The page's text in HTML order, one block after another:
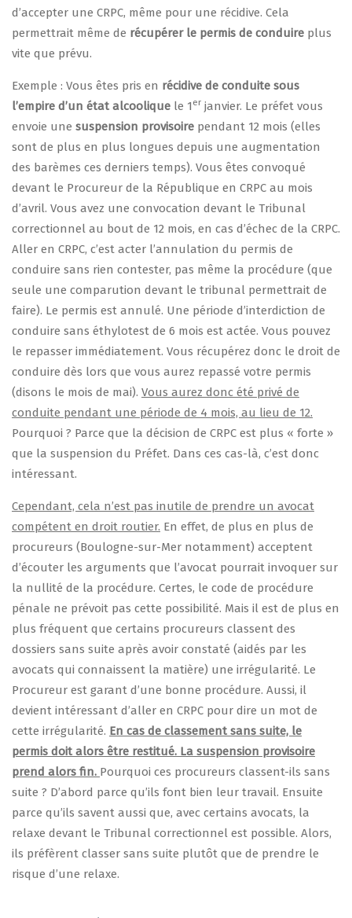
d’accepter une CRPC, même pour une récidive. Cela
permettrait même de récupérer le permis de conduire plus
vite que prévu.
Exemple : Vous êtes pris en récidive de conduite sous
l’empire d’un état alcoolique le 1 er janvier. Le préfet vous
envoie une suspension provisoire pendant 12 mois (elles
sont de plus en plus longues depuis une augmentation
des barèmes ces derniers temps). Vous êtes convoqué
devant le Procureur de la République en CRPC au mois
d’avril. Vous avez une convocation devant le Tribunal
correctionnel au bout de 12 mois, en cas d’échec de la CRPC.
Aller en CRPC, c’est acter l’annulation du permis de
conduire sans rien contester, pas même la procédure (que
seule une comparution devant le tribunal permettrait de
faire). Le permis est annulé. Une période d’interdiction de
conduire sans éthylotest de 6 mois est actée. Vous pouvez
le repasser immédiatement. Vous récupérez donc le droit de
conduire dès lors que vous aurez repassé votre permis
(disons le mois de mai). Vous aurez donc été privé de
conduite pendant une période de 4 mois, au lieu de 12.
Pourquoi ? Parce que la décision de CRPC est plus « forte »
que la suspension du Préfet. Dans ces cas-là, c’est donc
intéressant.
Cependant, cela n’est pas inutile de prendre un avocat
compétent en droit routier. En effet, de plus en plus de
procureurs (Boulogne-sur-Mer notamment) acceptent
d’écouter les arguments que l’avocat pourrait invoquer sur
la nullité de la procédure. Certes, le code de procédure
pénale ne prévoit pas cette possibilité. Mais il est de plus en
plus fréquent que certains procureurs classent des
dossiers sans suite après avoir constaté (aidés par les
avocats qui connaissent la matière) une irrégularité. Le
Procureur est garant d’une bonne procédure. Aussi, il
devient intéressant d’aller en CRPC pour dire un mot de
cette irrégularité. En cas de classement sans suite, le
permis doit alors être restitué. La suspension provisoire
prend alors fin. Pourquoi ces procureurs classent-ils sans
suite ? D’abord parce qu’ils font bien leur travail. Ensuite
parce qu’ils savent aussi que, avec certains avocats, la
relaxe devant le Tribunal correctionnel est possible. Alors,
ils préfèrent classer sans suite plutôt que de prendre le
risque d’une relaxe.